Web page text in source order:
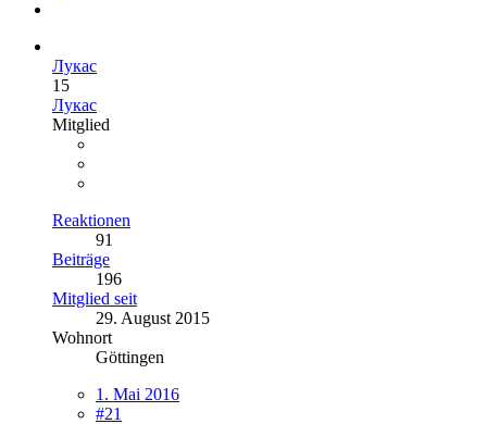
Лукас
15
Лукас
Mitglied
Reaktionen
91
Beiträge
196
Mitglied seit
29. August 2015
Wohnort
Göttingen
1. Mai 2016
#21